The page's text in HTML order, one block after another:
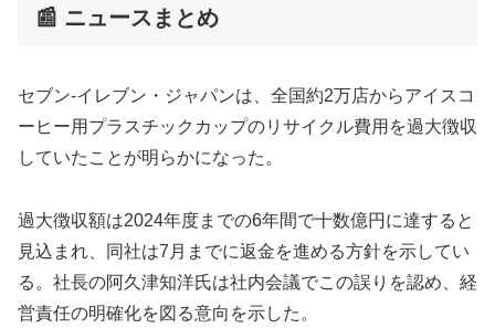
📰 ニュースまとめ
セブン-イレブン・ジャパンは、全国約2万店からアイスコ
ーヒー用プラスチックカップのリサイクル費用を過大徴収
していたことが明らかになった。
過大徴収額は2024年度までの6年間で十数億円に達すると
見込まれ、同社は7月までに返金を進める方針を示してい
る。社長の阿久津知洋氏は社内会議でこの誤りを認め、経
営責任の明確化を図る意向を示した。